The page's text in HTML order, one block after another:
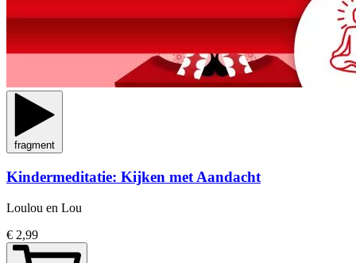
fragment
Kindermeditatie: Kijken met Aandacht
Loulou en Lou
€ 2,99